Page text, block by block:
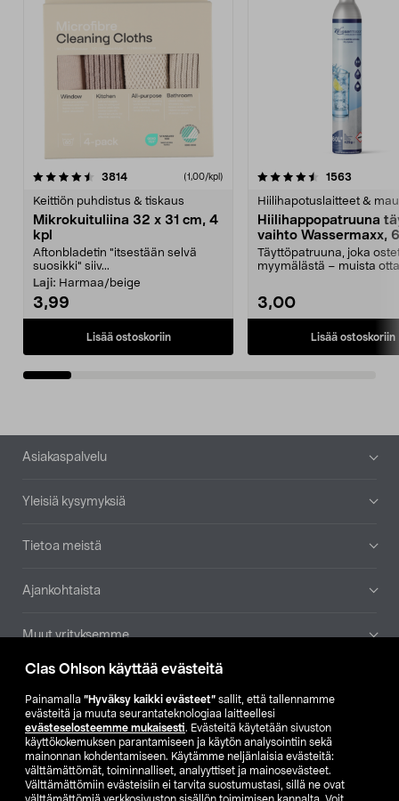
Clas Ohlson käyttää evästeitä
Painamalla ”Hyväksy kaikki evästeet” sallit, että tallennamme
evästeitä ja muuta seurantateknologiaa laitteellesi
evästeselosteemme mukaisesti. Evästeitä käytetään sivuston
käyttökokemuksen parantamiseen ja käytön analysointiin sekä
mainonnan kohdentamiseen. Käytämme neljänlaisia evästeitä:
välttämättömät, toiminnalliset, analyyttiset ja mainosevästeet.
Välttämättömiin evästeisiin ei tarvita suostumustasi, sillä ne ovat
3814arvostelut (1,00/kpl)
Keittiön puhdistus & tiskaus
Mikrokuituliina 32 x 31 cm, 4
kpl
Aftonbladetin "itsestään selvä
suosikki" siiv...
Laji: Harmaa/beige
3,99
Lisää ostoskoriin
4.5viidestä
1563
Hiilihapotuslaitteet &
Hiilihappopatruuna
vaihto Wassermaxx,
Täyttöpatruuna, joka
myymälästä – muista
3,00
Lisää ostoskoriin
4.5viidestä
Alatunniste
Asiakaspalvelu
Yleisiä kysymyksiä
Tietoa meistä
Ajankohtaista
Muut yrityksemme
Etsi myymälä
SE NO FI
FI SV